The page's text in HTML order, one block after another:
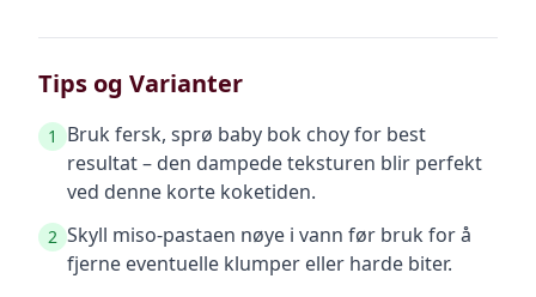
Tips og Varianter
1
Bruk fersk, sprø baby bok choy for best
resultat – den dampede teksturen blir perfekt
ved denne korte koketiden.
2 Skyll miso-pastaen nøye i vann før bruk for å
fjerne eventuelle klumper eller harde biter.